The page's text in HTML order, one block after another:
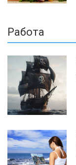
Работа